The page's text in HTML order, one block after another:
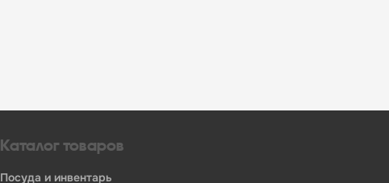
Каталог товаров
посуда и инвентарь